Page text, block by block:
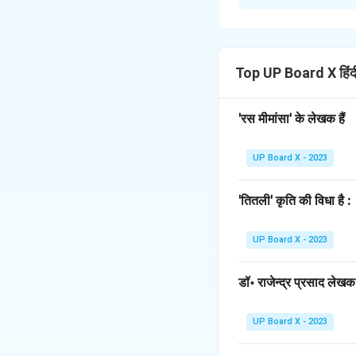
कल्पना भी नहीं कर
मन में राज्य का कोई
आत्मग्लानि से युक्त:वे
कटु वचन भी कहते हैं।
विनम्र एवं शीलवान:
आदर्श एवं कर्तव्यनिष्ठ
निष्कर्षतः भरत त्याग,
Download
Top UP Board X
'रस मीमांसा' के लेखक हैं
UP Board X - 2023
'तितली' कृति की विधा है :
UP Board X - 2023
डॉ॰ राजेन्द्र प्रसाद
UP Board X - 2023